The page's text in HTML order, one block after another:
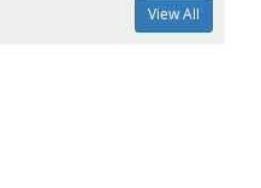
View All